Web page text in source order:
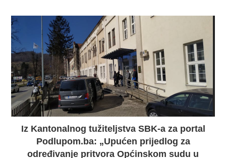
Iz Kantonalnog tužiteljstva SBK-a za portal
Podlupom.ba: „Upućen prijedlog za
određivanje pritvora Općinskom sudu u